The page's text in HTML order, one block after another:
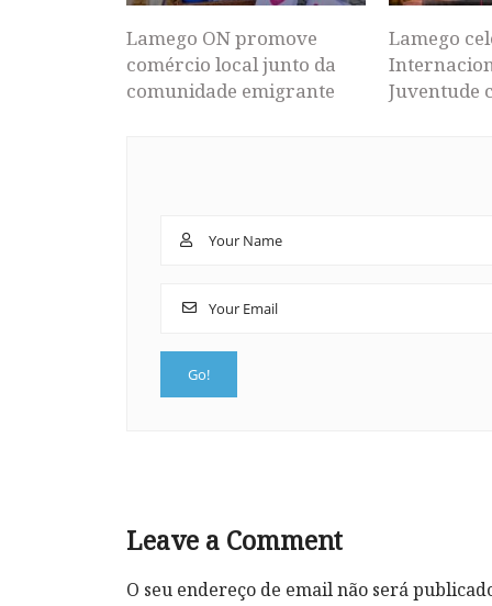
Lamego ON promove
comércio local junto da
comunidade emigrante
Lamego
Juventude
Leave a Comment
O seu endereço de email não será